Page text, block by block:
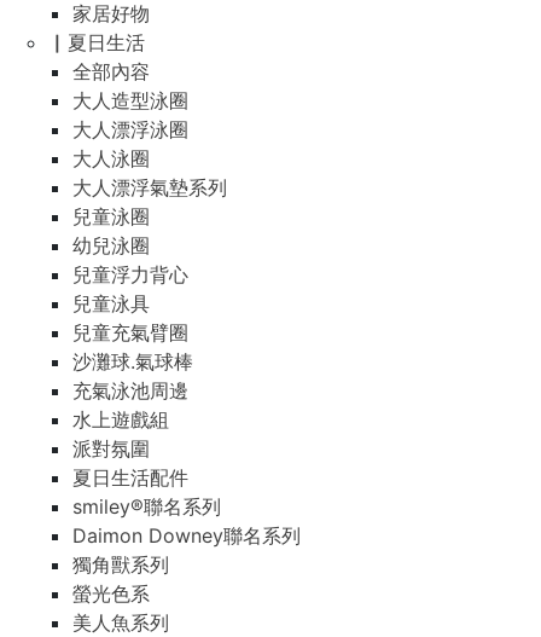
家居好物
▏夏日生活
全部內容
大人造型泳圈
大人漂浮泳圈
大人泳圈
大人漂浮氣墊系列
兒童泳圈
幼兒泳圈
兒童浮力背心
兒童泳具
兒童充氣臂圈
沙灘球.氣球棒
充氣泳池周邊
水上遊戲組
派對氛圍
夏日生活配件
smiley®聯名系列
Daimon Downey聯名系列
獨角獸系列
螢光色系
美人魚系列